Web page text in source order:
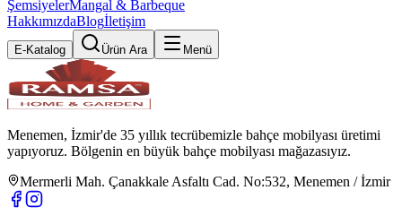
ŞemsiyelerMangal & Barbeque
HakkımızdaBlogİletişim
E-Katalog Ürün Ara Menü
Menemen, İzmir'de 35 yıllık tecrübemizle bahçe mobilyası üretimi
yapıyoruz. Bölgenin en büyük bahçe mobilyası mağazasıyız.
Mermerli Mah. Çanakkale Asfaltı Cad. No:532, Menemen / İzmir